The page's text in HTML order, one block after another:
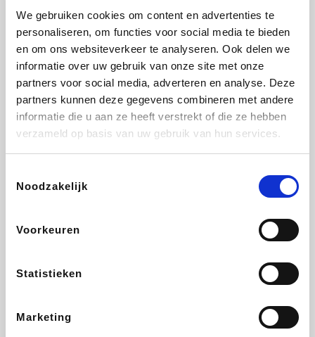
We gebruiken cookies om content en advertenties te
personaliseren, om functies voor social media te bieden
en om ons websiteverkeer te analyseren. Ook delen we
informatie over uw gebruik van onze site met onze
partners voor social media, adverteren en analyse. Deze
partners kunnen deze gegevens combineren met andere
informatie die u aan ze heeft verstrekt of die ze hebben
verzameld op basis van uw gebruik van hun services.
Noodzakelijk
Voorkeuren
Statistieken
Marketing
Vidaxl Lampenlicht.be Plopsa Adidas
All Accor
DectDirect
SupraBazar